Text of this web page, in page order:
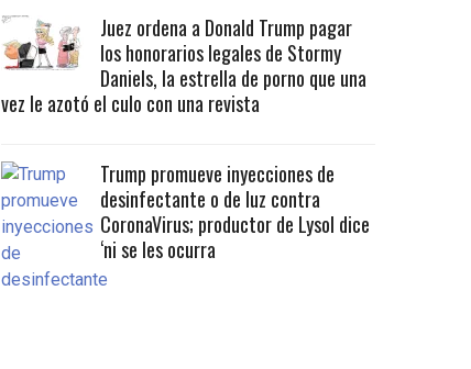
Juez ordena a Donald Trump pagar
los honorarios legales de Stormy
Daniels, la estrella de porno que una
vez le azotó el culo con una revista
Trump promueve inyecciones de
desinfectante o de luz contra
CoronaVirus; productor de Lysol dice
‘ni se les ocurra